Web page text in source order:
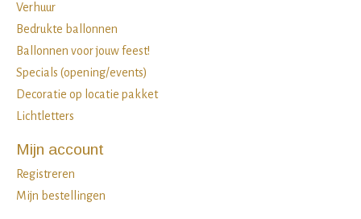
Verhuur
Bedrukte ballonnen
Ballonnen voor jouw feest!
Specials (opening/events)
Decoratie op locatie pakket
Lichtletters
Mijn account
Registreren
Mijn bestellingen